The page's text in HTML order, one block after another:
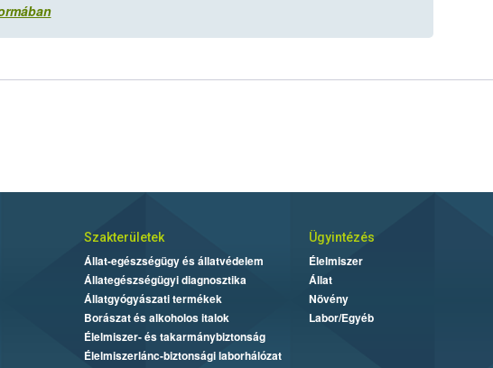
Szakterületek
Állat-egészségügy és állatvédelem
Állategészségügyi diagnosztika
Állatgyógyászati termékek
Borászat és alkoholos italok
Élelmiszer- és takarmánybiztonság
Élelmiszerlánc-biztonsági laborhálózat
Ügyintézés
Élelmiszer
Állat
Növény
Labor/Egyéb